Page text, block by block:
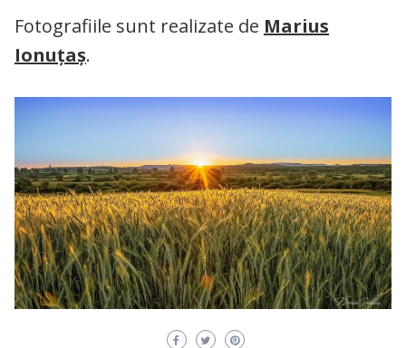
Fotografiile sunt realizate de Marius
Ionuțaș.